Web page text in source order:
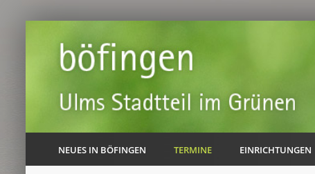
NEUES IN BÖFINGEN TERMINE EINRICHTUNGEN